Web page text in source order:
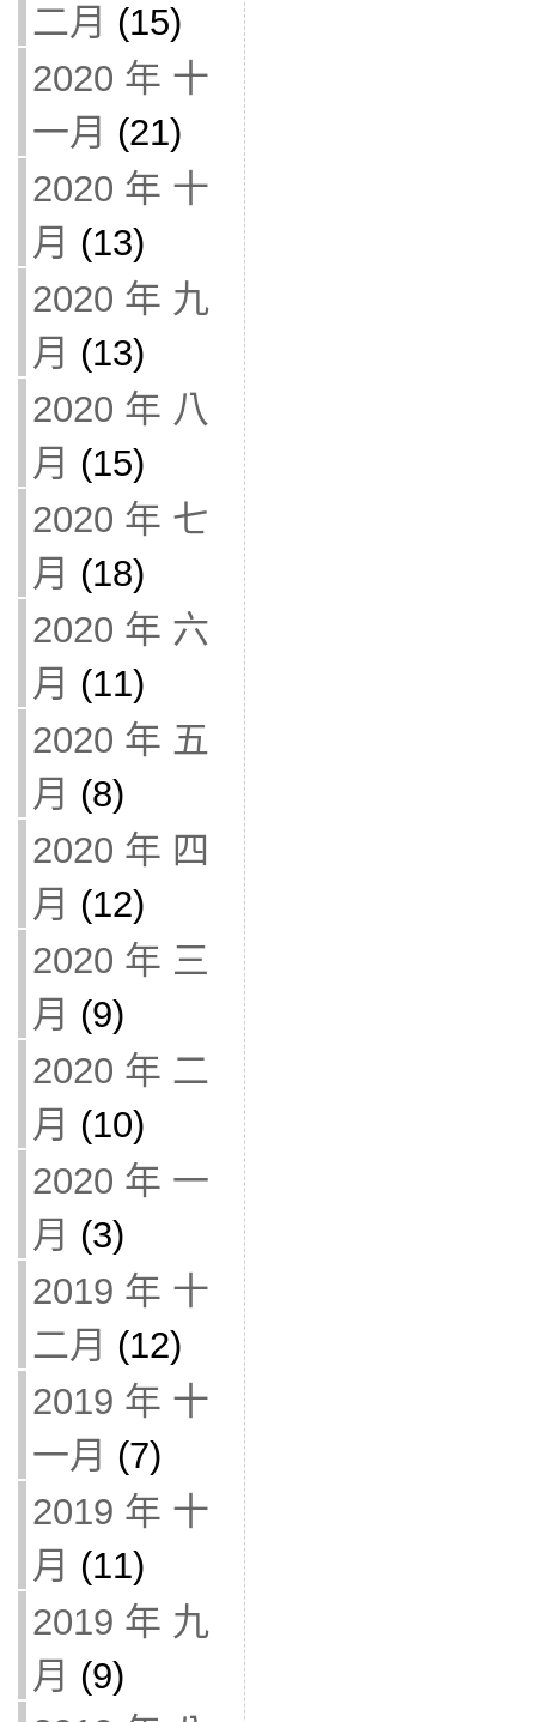
二月 (15)
2020 年 十
一月 (21)
2020 年 十
月 (13)
2020 年 九
月 (13)
2020 年 八
月 (15)
2020 年 七
月 (18)
2020 年 六
月 (11)
2020 年 五
月 (8)
2020 年 四
月 (12)
2020 年 三
月 (9)
2020 年 二
月 (10)
2020 年 一
月 (3)
2019 年 十
二月 (12)
2019 年 十
一月 (7)
2019 年 十
月 (11)
2019 年 九
月 (9)